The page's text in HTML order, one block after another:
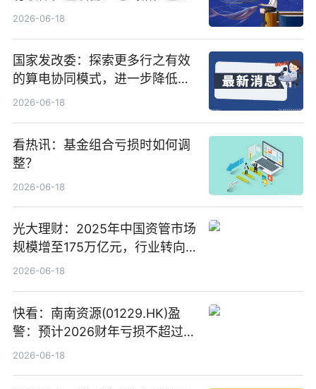
置、纯水冷却单元和特种换热器
2026-06-18
国家发改委：探索更多行之有效
的算电协同模式，进一步降低网
络传输时延_最资讯
2026-06-18
看热讯：基金组合亏损时如何调
整？
2026-06-18
光大理财：2025年中国资管市场
规模增至175万亿元，行业转向
“量质并重”
2026-06-18
快看：南南资源(01229.HK)盈
警：预计2026财年亏损不超过
1000万港元
2026-06-18